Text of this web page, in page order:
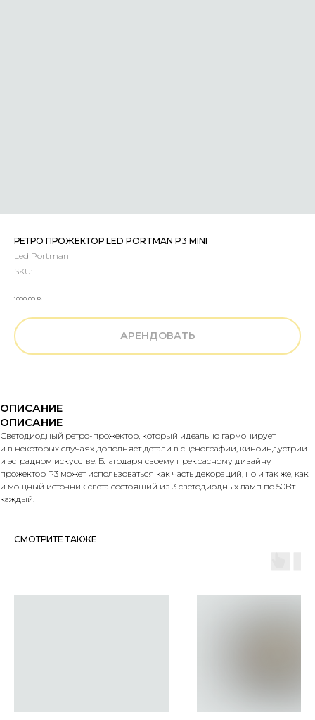
РЕТРО ПРОЖЕКТОР LED PORTMAN P3 MINI
Led Portman
SKU:
1000,00 р.
АРЕНДОВАТЬ
ОПИСАНИЕ
ОПИСАНИЕ
Светодиодный ретро-прожектор, который идеально гармонирует
и в некоторых случаях дополняет детали в сценографии, киноиндустрии
и эстрадном искусстве. Благодаря своему прекрасному дизайну
прожектор P3 может использоваться как часть декораций, но и так же, как
и мощный источник света состоящий из 3 светодиодных ламп по 50Вт
каждый.
СМОТРИТЕ ТАКЖЕ